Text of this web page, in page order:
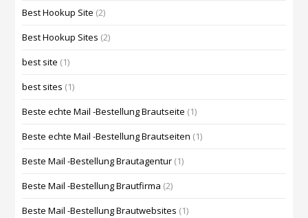
Best Hookup Site (2)
Best Hookup Sites (2)
best site (1)
best sites (1)
Beste echte Mail -Bestellung Brautseite (1)
Beste echte Mail -Bestellung Brautseiten (1)
Beste Mail -Bestellung Brautagentur (1)
Beste Mail -Bestellung Brautfirma (2)
Beste Mail -Bestellung Brautwebsites (1)